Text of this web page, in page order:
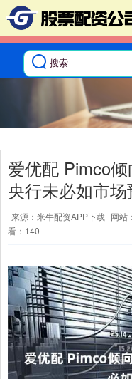
爱优配 Pimco
央行未必如市
来源：米牛配资APP下载 网站
看：140